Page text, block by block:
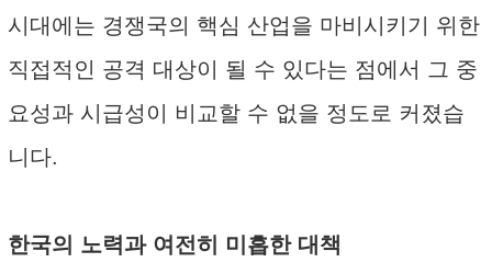
시대에는 경쟁국의 핵심 산업을 마비시키기 위한
직접적인 공격 대상이 될 수 있다는 점에서 그 중
요성과 시급성이 비교할 수 없을 정도로 커졌습
니다.
한국의 노력과 여전히 미흡한 대책